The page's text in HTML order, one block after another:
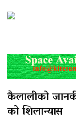
कैलालीको
को शिलान्यास